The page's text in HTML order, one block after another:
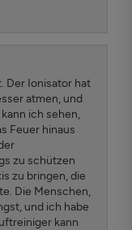
Der Ionisator hat
atmen, und
ich sehen,
Feuer hinaus
zu schützen
zu bringen, die
Die Menschen,
und ich habe
kann